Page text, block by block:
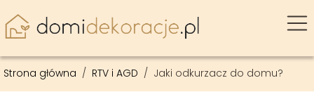
Strona główna / RTV i AGD / Jaki odkurzacz do domu?